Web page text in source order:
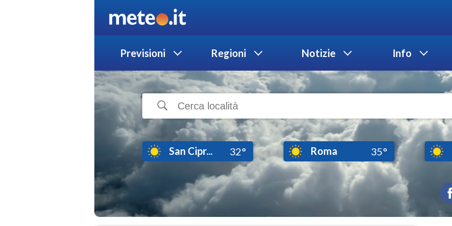
Previsioni Regioni Notizie Info
San Cipr... 32° Roma 35°